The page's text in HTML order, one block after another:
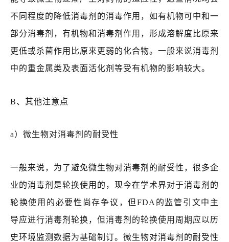
不同程度的降低消毒剂的消毒作用，如有机物可中和一
部分消毒剂，有机物和消毒剂作用，形成溶解度比原来
更低或杀菌作用比原来更弱的化合物。一般来说消毒剂
中的重金属类及表面活化剂等受有机物的影响较大。
B、其他注意点
a）微生物对消毒剂的耐受性
一般来说，为了避免微生物对消毒剂的耐受性，很多企
业的消毒剂是轮换使用的，现今在学术界对于消毒剂的
轮换使用的必要性尚存争议，但FDA的监管引文中主
导应进行消毒剂轮换，但消毒剂的轮换使用周期应以历
史环境监测数据为基础制订。微生物对消毒剂的耐受性